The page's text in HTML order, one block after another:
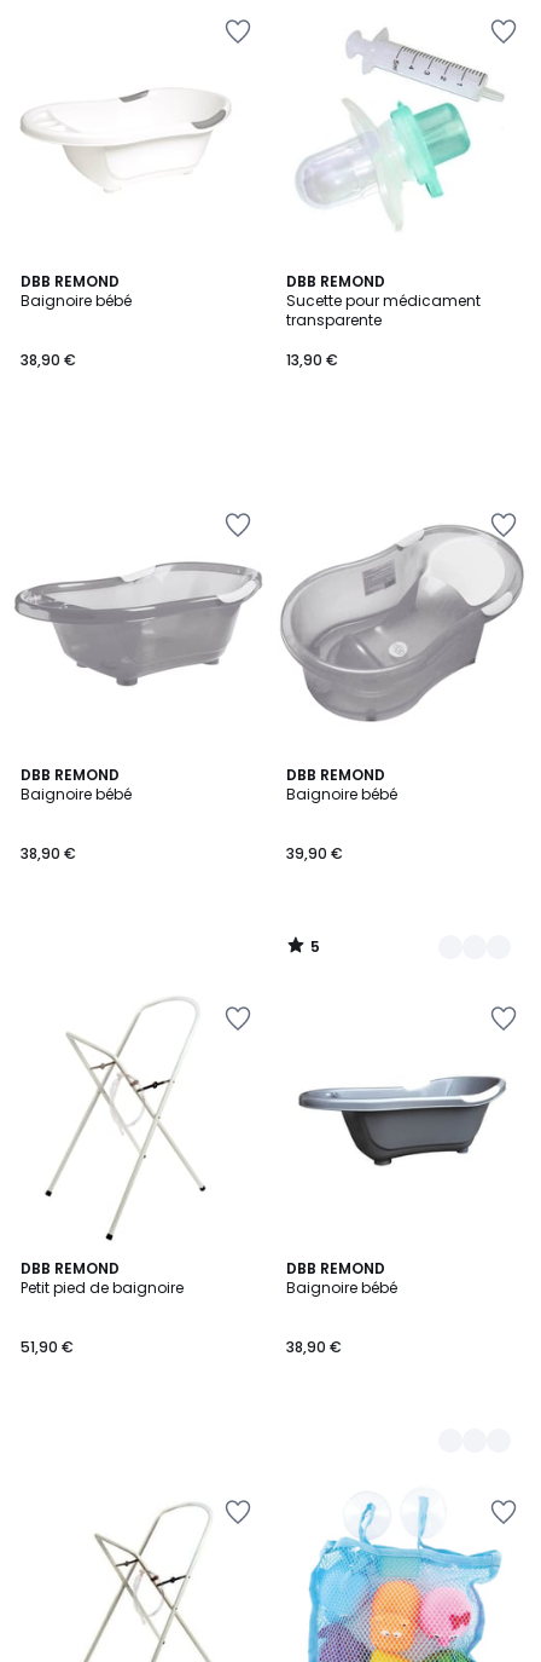
DBB REMOND
Baignoire bébé
38,90 €
DBB REMOND
Sucette pour médicament
transparente
13,90 €
DBB REMOND
Baignoire bébé
38,90 €
DBB REMOND
Baignoire bébé
39,90 €
5
/
3
Couleurs
5
/
DBB REMOND
Petit pied de baignoire
51,90 €
DBB REMOND
Baignoire bébé
38,90 €
2
Couleurs